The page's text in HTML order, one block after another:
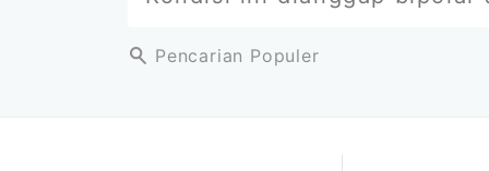
Pencarian Populer